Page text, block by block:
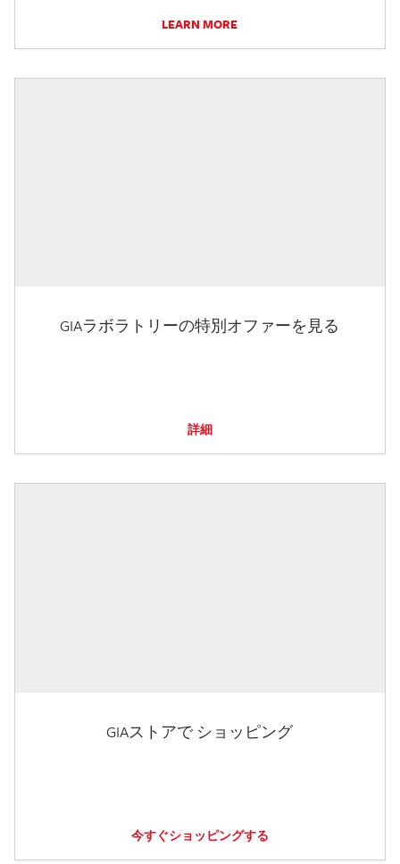
LEARN MORE
GIAラボラトリーの特別オファーを見る
詳細
GIAストアで ショッピング
今すぐショッピングする